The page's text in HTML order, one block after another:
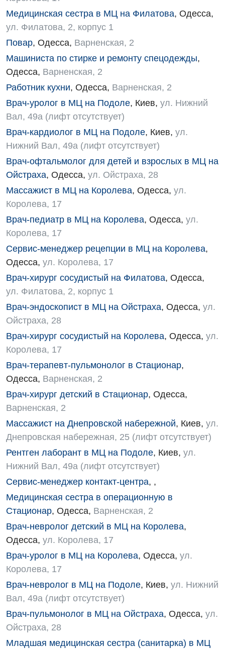
Кардиохирургия
Маммология
Неврология
Нейрохирургия
Ортопедия и травматология
Отделение интенсивной терапии
Отделение неотложных состояний
Оториноларингология
Офтальмологическое отделение
Педиатрическое отделение
Проктология
Пульмонология
Ревматология
Сосудистая хирургия
Терапевтическое отделение
Травматологическое отделение
Урологическое отделение
Физиотерапия
Хирургическое отделение
Эндокринология
Для детей
Детская аллергология
Детская гастроэнтерология
Детская гинекология
Детская дерматовенерология
Детская кардиоревматология
Медицинская сестра в МЦ на Филатова, Одесса,
ул. Филатова, 2, корпус 1
Повар, Одесса, Варненская, 2
Машиниста по стирке и ремонту спецодежды,
Одесса, Варненская, 2
Работник кухни, Одесса, Варненская, 2
Врач-уролог в МЦ на Подоле, Киев, ул. Нижний
Вал, 49а (лифт отсутствует)
Врач-кардиолог в МЦ на Подоле, Киев, ул.
Нижний Вал, 49а (лифт отсутствует)
Врач-офтальмолог для детей и взрослых в МЦ на
Ойстраха, Одесса, ул. Ойстраха, 28
Массажист в МЦ на Королева, Одесса, ул.
Королева, 17
Врач-педиатр в МЦ на Королева, Одесса, ул.
Королева, 17
Сервис-менеджер рецепции в МЦ на Королева,
Одесса, ул. Королева, 17
Врач-хирург сосудистый на Филатова, Одесса,
ул. Филатова, 2, корпус 1
Врач-эндоскопист в МЦ на Ойстраха, Одесса, ул.
Ойстраха, 28
Врач-хирург сосудистый на Королева, Одесса, ул.
Королева, 17
Врач-терапевт-пульмонолог в Стационар,
Одесса, Варненская, 2
Врач-хирург детский в Стационар, Одесса,
Варненская, 2
Массажист на Днепровской набережной, Киев, ул.
Днепровская набережная, 25 (лифт отсутствует)
Рентген лаборант в МЦ на Подоле, Киев, ул.
Нижний Вал, 49а (лифт отсутствует)
Сервис-менеджер контакт-центра, ,
Медицинская сестра в операционную в
Стационар, Одесса, Варненская, 2
Врач-невролог детский в МЦ на Королева,
Одесса, ул. Королева, 17
Врач-уролог в МЦ на Королева, Одесса, ул.
Королева, 17
Врач-невролог в МЦ на Подоле, Киев, ул. Нижний
Вал, 49а (лифт отсутствует)
Врач-пульмонолог в МЦ на Ойстраха, Одесса, ул.
Ойстраха, 28
Младшая медицинская сестра (санитарка) в МЦ